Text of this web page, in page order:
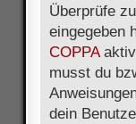
Überprüfe
eingegeben
COPPA
musst du
dein